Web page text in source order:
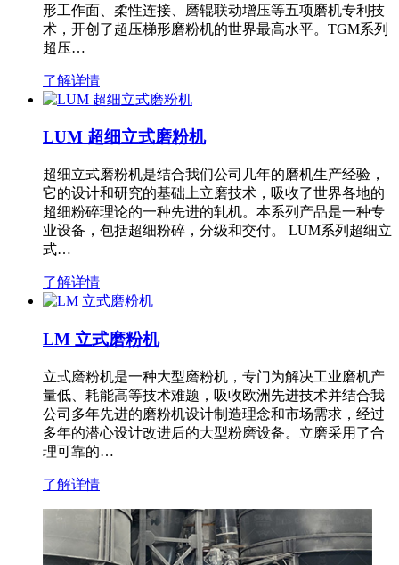
形工作面、柔性连接、磨辊联动增压等五项磨机专利技
术，开创了超压梯形磨粉机的世界最高水平。TGM系列
超压…
了解详情
LUM 超细立式磨粉机
超细立式磨粉机是结合我们公司几年的磨机生产经验，
它的设计和研究的基础上立磨技术，吸收了世界各地的
超细粉碎理论的一种先进的轧机。本系列产品是一种专
业设备，包括超细粉碎，分级和交付。 LUM系列超细立
式…
了解详情
LM 立式磨粉机
立式磨粉机是一种大型磨粉机，专门为解决工业磨机产
量低、耗能高等技术难题，吸收欧洲先进技术并结合我
公司多年先进的磨粉机设计制造理念和市场需求，经过
多年的潜心设计改进后的大型粉磨设备。立磨采用了合
理可靠的…
了解详情